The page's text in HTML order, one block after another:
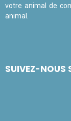
votre animal de
animal.
SUIVEZ-NOUS